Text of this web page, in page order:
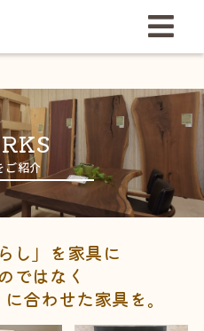
ご紹介
し」を家具に
ではなく
合わせた家具を。